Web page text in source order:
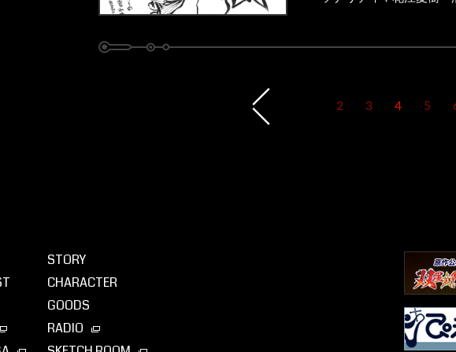
2 3 4 5
STORY
CHARACTER
GOODS
RADIO